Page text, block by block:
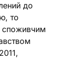
до
то
споживчим